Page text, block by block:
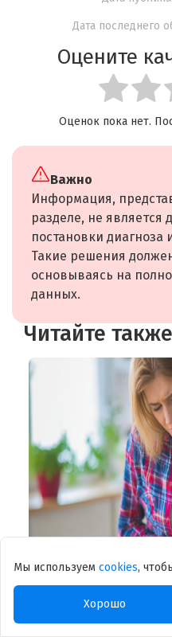
Дата последнего
Оцените
Оценок пока нет.
Важно
Информация,
разделе, не является
постановки диагноза
Такие решения
основываясь на
данных.
Читайте также
Пищевое отравление
Читать
Мы используем cookies,
Хорошо